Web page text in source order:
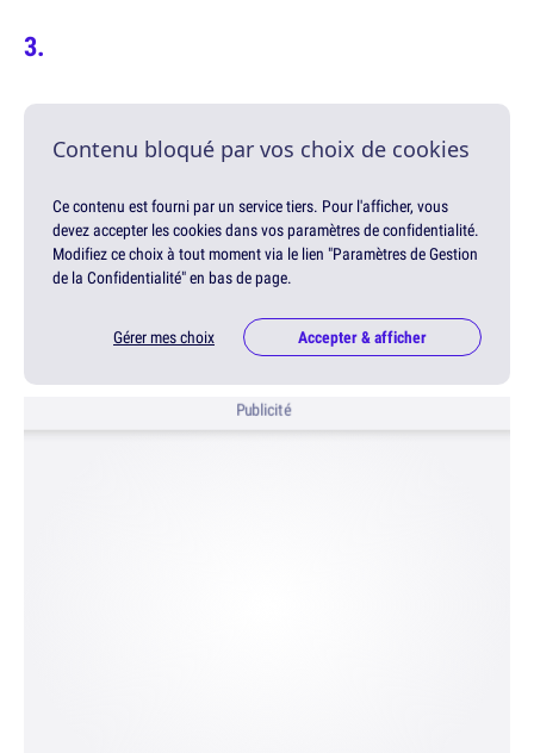
Contenu bloqué par vos choix de cookies
Ce contenu est fourni par un service tiers. Pour l'afficher, vous
devez accepter les cookies dans vos paramètres de confidentialité.
Modifiez ce choix à tout moment via le lien "Paramètres de Gestion
de la Confidentialité" en bas de page.
Gérer mes choix Accepter & afficher
Publicité